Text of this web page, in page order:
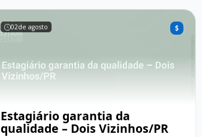
02de agosto
Estagiário garantia da
qualidade – Dois Vizinhos/PR